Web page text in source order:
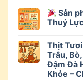
Sản
Thuý
Thịt Tươi
Trâu,
Đậm Đà
Khỏe –